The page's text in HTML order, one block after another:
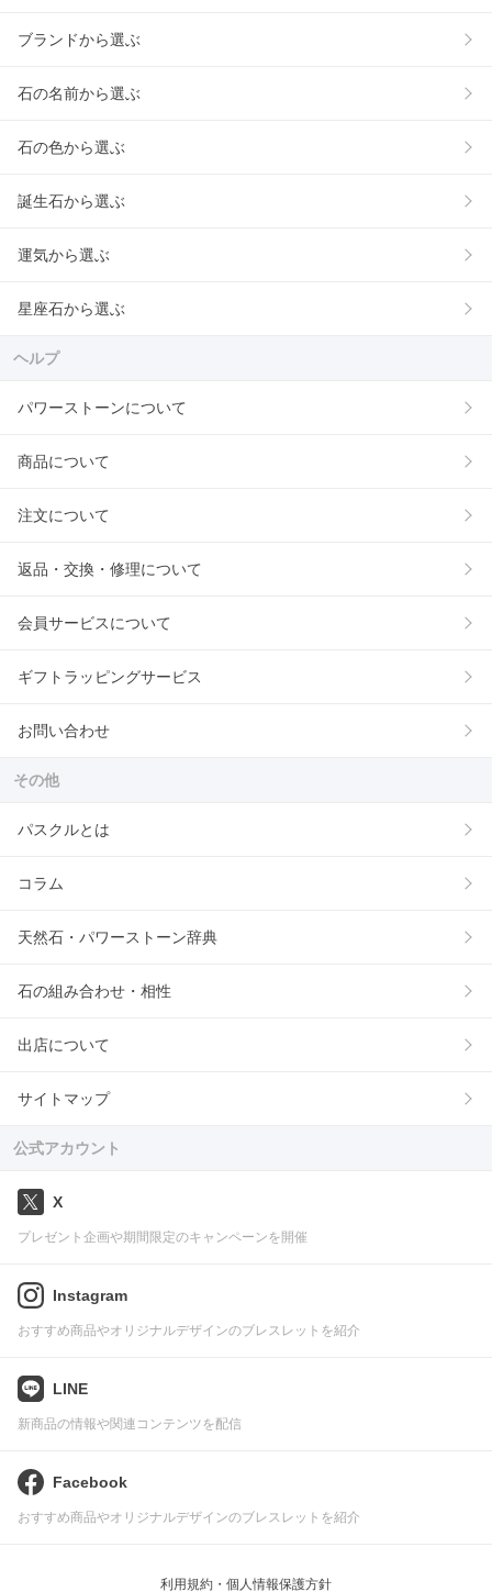
ブランドから選ぶ
石の名前から選ぶ
石の色から選ぶ
誕生石から選ぶ
運気から選ぶ
星座石から選ぶ
ヘルプ
パワーストーンについて
商品について
注文について
返品・交換・修理について
会員サービスについて
ギフトラッピングサービス
お問い合わせ
その他
パスクルとは
コラム
天然石・パワーストーン辞典
石の組み合わせ・相性
出店について
サイトマップ
公式アカウント
X
プレゼント企画や期間限定のキャンペーンを開催
Instagram
おすすめ商品やオリジナルデザインのブレスレットを紹介
LINE
新商品の情報や関連コンテンツを配信
Facebook
おすすめ商品やオリジナルデザインのブレスレットを紹介
利用規約・個人情報保護方針